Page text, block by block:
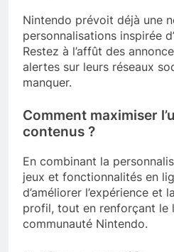
Nintendo prévoit déjà une
personnalisations inspirée
Restez à l’affût des
alertes sur leurs réseaux
manquer.
Comment maximiser
contenus ?
En combinant la
jeux et fonctionnalités en
d’améliorer l’expérience et
profil, tout en renforçant le
communauté Nintendo.